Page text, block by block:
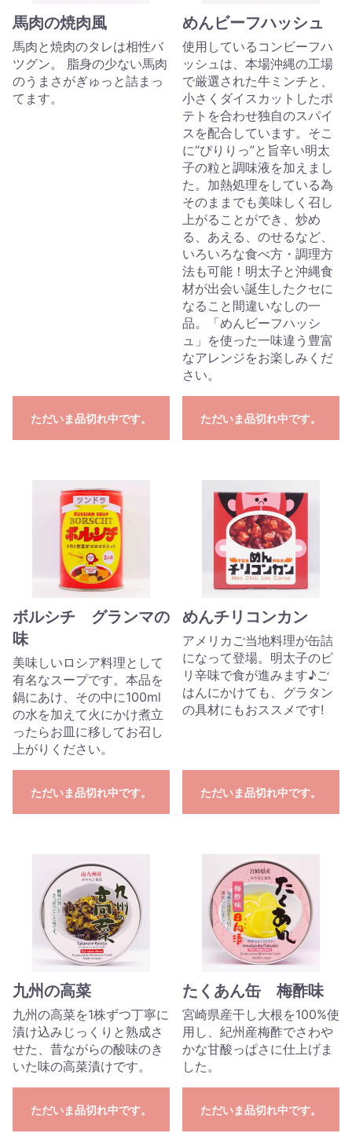
馬肉の焼肉風
馬肉と焼肉のタレは相性バ
ツグン。 脂身の少ない馬肉
のうまさがぎゅっと詰まっ
てます。
ただいま品切れ中です。
めんビーフハッシュ
使用しているコンビーフハ
ッシュは、本場沖縄の工場
で厳選された牛ミンチと、
小さくダイスカットしたポ
テトを合わせ独自のスパイ
スを配合しています。そこ
に“ぴりりっ”と旨辛い明太
子の粒と調味液を加えまし
た。加熱処理をしている為
そのままでも美味しく召し
上がることができ、炒め
る、あえる、のせるなど、
いろいろな食べ方・調理方
法も可能！明太子と沖縄食
材が出会い誕生したクセに
なること間違いなしの一
品。「めんビーフハッシ
ュ」を使った一味違う豊富
なアレンジをお楽しみくだ
さい。
ただいま品切れ中です。
ボルシチ グランマの
味
美味しいロシア料理として
有名なスープです。本品を
鍋にあけ、その中に100ml
の水を加えて火にかけ煮立
ったらお皿に移してお召し
上がりください。
ただいま品切れ中です。
めんチリコンカン
アメリカご当地料理が缶詰
になって登場。明太子のピ
リ辛味で食が進みます♪ご
はんにかけても、グラタン
の具材にもおススメです!
ただいま品切れ中です。
九州の高菜
九州の高菜を1株ずつ丁寧に
漬け込みじっくりと熟成さ
せた、昔ながらの酸味のき
いた味の高菜漬けです。
ただいま品切れ中です。
たくあん缶 梅酢味
宮崎県産干し大根を100%使
用し、紀州産梅酢でさわや
かな甘酸っぱさに仕上げま
した。
ただいま品切れ中です。